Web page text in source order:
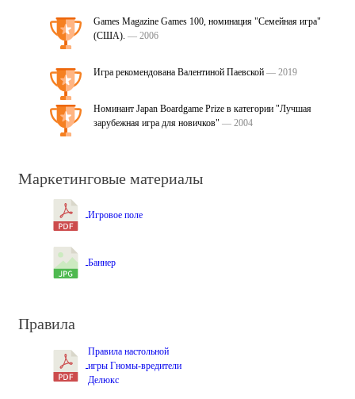
Games Magazine Games 100, номинация "Семейная игра"
(США). — 2006
Игра рекомендована Валентиной Паевской — 2019
Номинант Japan Boardgame Prize в категории "Лучшая
зарубежная игра для новичков" — 2004
Маркетинговые материалы
Игровое поле
Баннер
Правила
Правила настольной
игры Гномы-вредители
Делюкс